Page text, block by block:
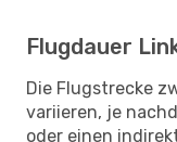
Flugdauer
Die Flugstrecke
variieren, je
oder einen